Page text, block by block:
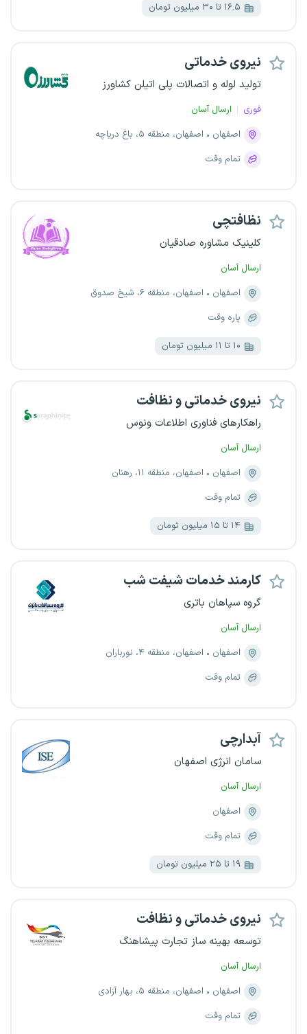
۱۶.۵ تا ۳۰ میلیون تومان
نیروی خدماتی
تولید لوله و اتصالات پلی اتیلن کشاورز
فوری
ارسال آسان
اصفهان
اصفهان، منطقه ۵، باغ دریاچه
تمام وقت
نظافتچی
کلینیک مشاوره صادقیان
ارسال آسان
اصفهان
اصفهان، منطقه ۶، شیخ صدوق
پاره وقت
۱۰ تا ۱۱ میلیون تومان
نیروی خدماتی و نظافت
راهکارهای فناوری اطلاعات ونوس
ارسال آسان
اصفهان
اصفهان، منطقه ۱۱، رهنان
تمام وقت
۱۴ تا ۱۵ میلیون تومان
کارمند خدمات شیفت شب
گروه سپاهان باتری
ارسال آسان
اصفهان
اصفهان، منطقه ۴، نورباران
تمام وقت
آبدارچی
سامان انرژی اصفهان
ارسال آسان
اصفهان
تمام وقت
۱۹ تا ۲۵ میلیون تومان
نیروی خدماتی و نظافت
توسعه بهینه ساز تجارت پیشاهنگ
ارسال آسان
اصفهان
اصفهان، منطقه ۵، بهار آزادی
تمام وقت